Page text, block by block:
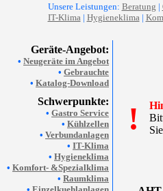
Unsere Leistungen: Beratung |
IT-Klima| Hygieneklima|
Geräte-Angebot:
• Neugeräte im Angebot
• Gebrauchte
• Katalog-Download
Schwerpunkte:
• Gastro Service
• Kühlzellen
• Verbundanlagen
• IT-Klima
• Hygieneklima
• Komfort- &Spezialklima
• Raumklima
!